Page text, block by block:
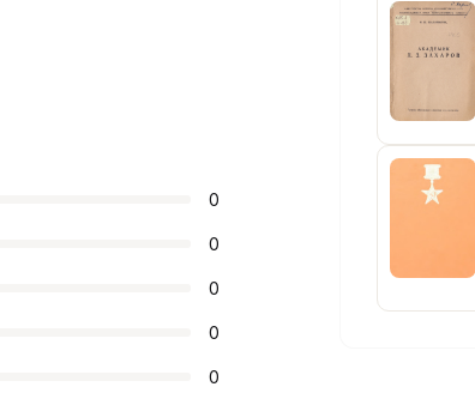
0
0
0
0
0